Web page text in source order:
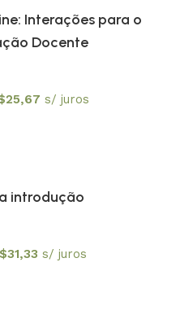
Interações para o
Docente
25,67 s/ juros
introdução
31,33 s/ juros